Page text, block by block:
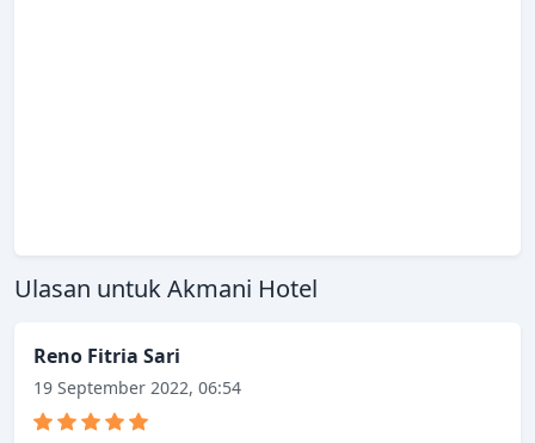
Ulasan untuk Akmani Hotel
Reno Fitria Sari
19 September 2022, 06:54